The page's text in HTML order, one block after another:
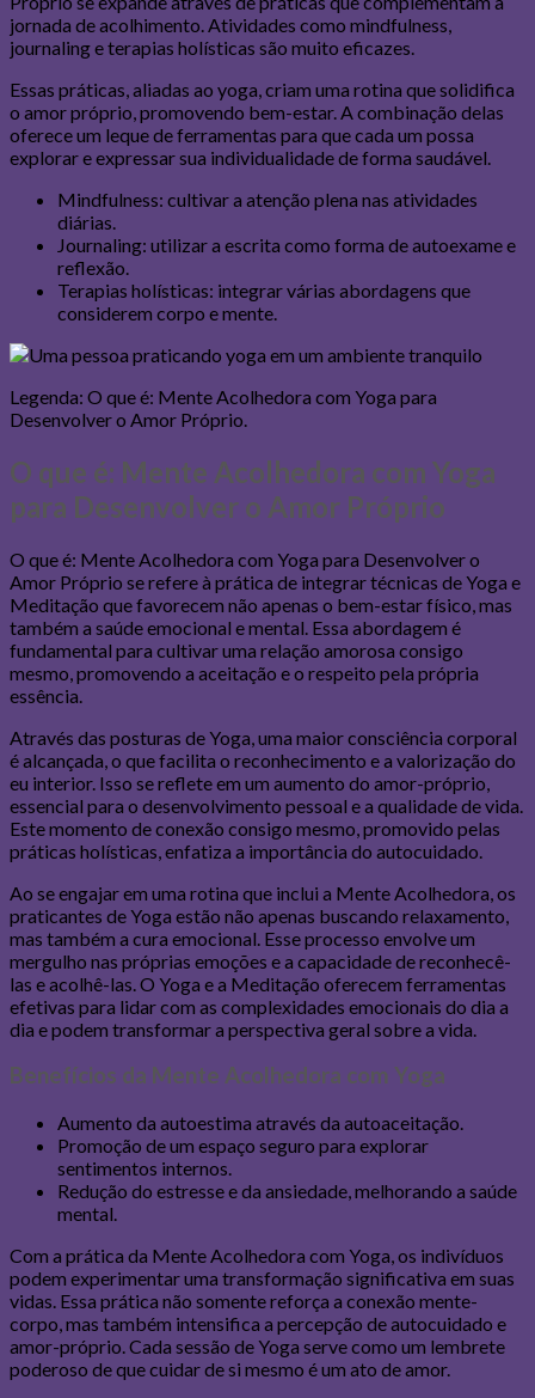
jornada de acolhimento. Atividades como mindfulness,
journaling e terapias holísticas são muito eficazes.
Essas práticas, aliadas ao yoga, criam uma rotina que solidifica
o amor próprio, promovendo bem-estar. A combinação delas
oferece um leque de ferramentas para que cada um possa
explorar e expressar sua individualidade de forma saudável.
Mindfulness: cultivar a atenção plena nas atividades
diárias.
Journaling: utilizar a escrita como forma de autoexame e
reflexão.
Terapias holísticas: integrar várias abordagens que
considerem corpo e mente.
Legenda: O que é: Mente Acolhedora com Yoga para
Desenvolver o Amor Próprio.
O que é: Mente Acolhedora com Yoga
para Desenvolver o Amor Próprio
O que é: Mente Acolhedora com Yoga para Desenvolver o
Amor Próprio se refere à prática de integrar técnicas de Yoga e
Meditação que favorecem não apenas o bem-estar físico, mas
também a saúde emocional e mental. Essa abordagem é
fundamental para cultivar uma relação amorosa consigo
mesmo, promovendo a aceitação e o respeito pela própria
essência.
Através das posturas de Yoga, uma maior consciência corporal
é alcançada, o que facilita o reconhecimento e a valorização do
eu interior. Isso se reflete em um aumento do amor-próprio,
essencial para o desenvolvimento pessoal e a qualidade de vida.
Este momento de conexão consigo mesmo, promovido pelas
práticas holísticas, enfatiza a importância do autocuidado.
Ao se engajar em uma rotina que inclui a Mente Acolhedora, os
praticantes de Yoga estão não apenas buscando relaxamento,
mas também a cura emocional. Esse processo envolve um
mergulho nas próprias emoções e a capacidade de reconhecê-
las e acolhê-las. O Yoga e a Meditação oferecem ferramentas
efetivas para lidar com as complexidades emocionais do dia a
dia e podem transformar a perspectiva geral sobre a vida.
Benefícios da Mente Acolhedora com Yoga
Aumento da autoestima através da autoaceitação.
Promoção de um espaço seguro para explorar
sentimentos internos.
Redução do estresse e da ansiedade, melhorando a saúde
mental.
Com a prática da Mente Acolhedora com Yoga, os indivíduos
podem experimentar uma transformação significativa em suas
vidas. Essa prática não somente reforça a conexão mente-
corpo, mas também intensifica a percepção de autocuidado e
amor-próprio. Cada sessão de Yoga serve como um lembrete
poderoso de que cuidar de si mesmo é um ato de amor.